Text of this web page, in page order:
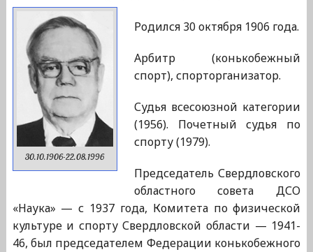
30.10.1906-22.08.1996
Родился 30 октября 1906 года.
Арбитр (конькобежный
спорт), спорторганизатор.
Судья всесоюзной категории
(1956). Почетный судья по
спорту (1979).
Председатель Свердловского
областного совета ДСО
«Наука» — с 1937 года, Комитета по физической
культуре и спорту Свердловской области — 1941-
46, был председателем Федерации конькобежного